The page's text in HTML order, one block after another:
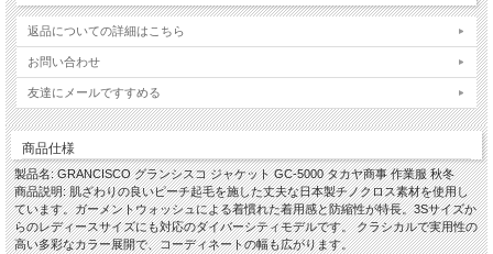
返品についての詳細はこちら
お問い合わせ
友達にメールですすめる
商品仕様
製品名: GRANCISCO グランシスコ ジャケット GC-5000 タカヤ商事 作業服 秋冬
商品説明: 肌ざわりの良いピーチ起毛を施した丈夫な日本製チノクロス素材を使用し
ています。ガーメントウォッシュによる着慣れた着用感と防縮性が特長。3Sサイズか
らのレディースサイズにも対応のダイバーシティモデルです。 クラシカルで実用性の
高い多彩なカラー展開で、コーディネートの幅も広がります。